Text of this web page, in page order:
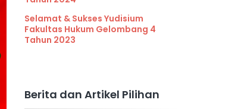
Selamat & Sukses Yudisium
Fakultas Hukum Gelombang 4
Tahun 2023
Berita dan Artikel Pilihan